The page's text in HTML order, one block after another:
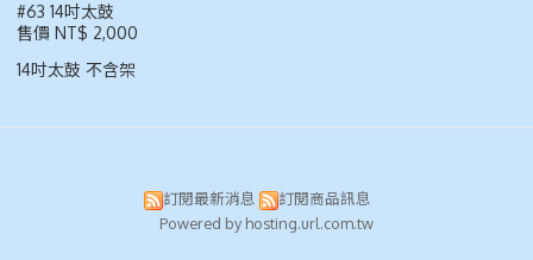
#63 14吋太鼓
售價 NT$ 2,000
14吋太鼓 不含架
訂閱最新消息
訂閱商品訊息
Powered by hosting.url.com.tw